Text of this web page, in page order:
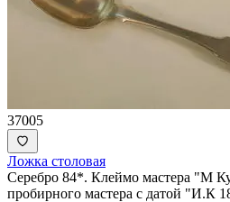
37005
Ложка столовая
Серебро 84*. Клеймо мастера "М
пробирного мастера с датой "И.К